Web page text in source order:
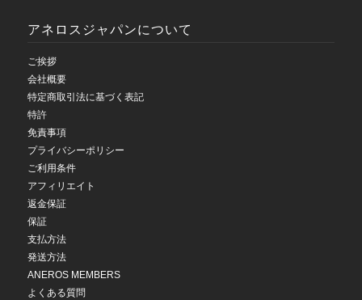
アネロスジャパンについて
ご挨拶
会社概要
特定商取引法に基づく表記
特許
免責事項
プライバシーポリシー
ご利用条件
アフィリエイト
返金保証
保証
支払方法
発送方法
ANEROS MEMBERS
よくある質問